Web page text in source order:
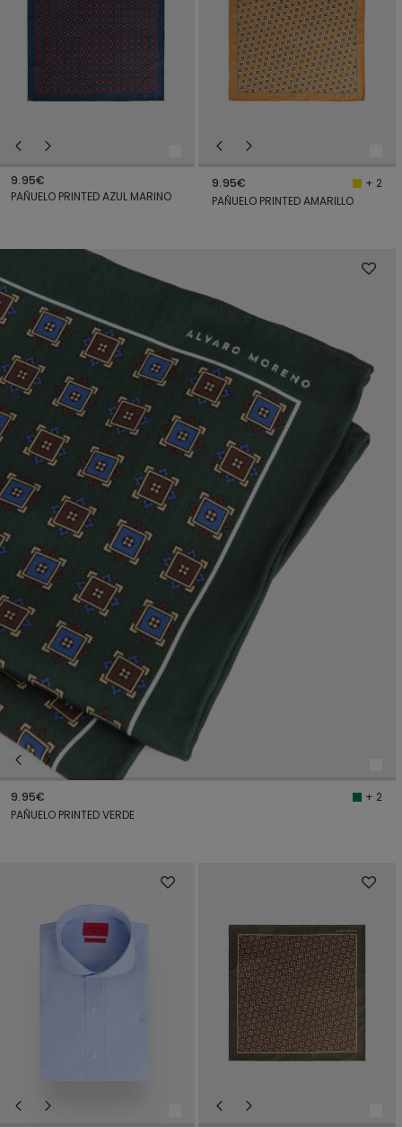
9.95€
PAÑUELO PRINTED AZUL MARINO
9.95€
+ 2
PAÑUELO PRINTED AMARILLO
9.95€
+ 2
PAÑUELO PRINTED VERDE